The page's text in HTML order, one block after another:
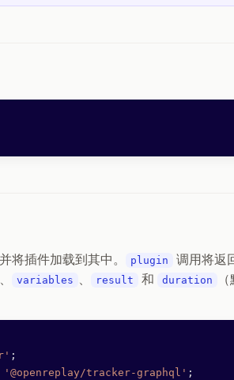
将插件加载到其中。 plugin
调用将返
、 variables 、 result 和 duration
;
'@openreplay/tracker-graphql' ;